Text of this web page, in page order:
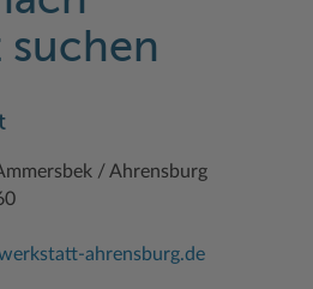
(EG-DLRL)
Wirtschaften
/ Ahrensburg
ahrensburg.de